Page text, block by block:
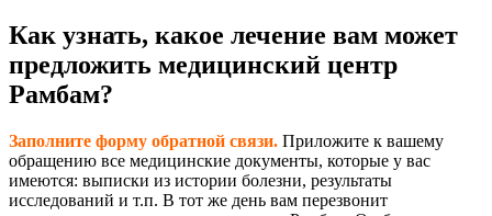
Как узнать, какое лечение вам может
предложить медицинский центр
Рамбам?
Заполните форму обратной связи. Приложите к вашему
обращению все медицинские документы, которые у вас
имеются: выписки из истории болезни, результаты
исследований и т.п. В тот же день вам перезвонит